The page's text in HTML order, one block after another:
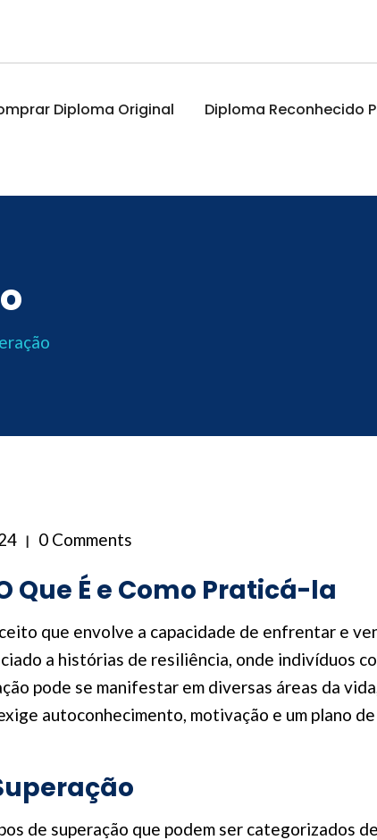
Diploma Original Diploma Reconhecido
0 Comments
Que É e Como Praticá-la
que envolve a capacidade de enfrentar e
a histórias de resiliência, onde indivíduos
pode se manifestar em diversas áreas da
autoconhecimento, motivação e um plano
de superação que podem ser categorizados